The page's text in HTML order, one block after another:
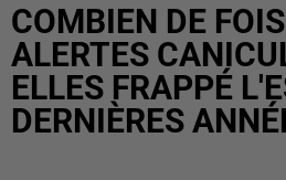
COMBIEN DE
ALERTES
ELLES FRAPPÉ
DERNIÈRES